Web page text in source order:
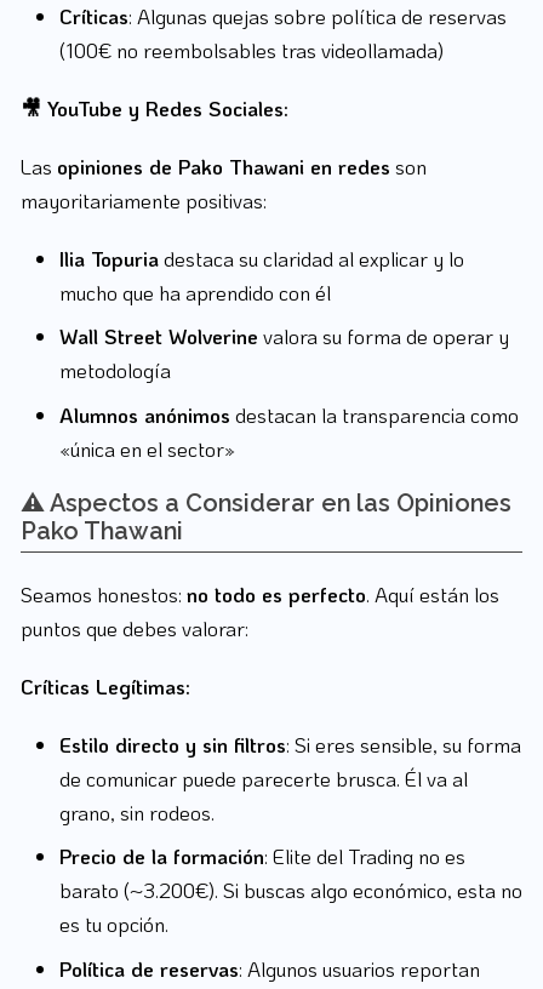
Críticas: Algunas quejas sobre política de reservas
(100€ no reembolsables tras videollamada)
🎥 YouTube y Redes Sociales:
Las opiniones de Pako Thawani en redes son
mayoritariamente positivas:
Ilia Topuriadestaca su claridad al explicar y lo
mucho que ha aprendido con él
Wall Street Wolverine valora su forma de operar y
metodología
Alumnos anónimos destacan la transparencia como
«única en el sector»
⚠️ Aspectos a Considerar en las Opiniones
Pako Thawani
Seamos honestos: no todo es perfecto. Aquí están los
puntos que debes valorar:
Críticas Legítimas:
Estilo directo y sin filtros: Si eres sensible, su forma
de comunicar puede parecerte brusca. Él va al
grano, sin rodeos.
Precio de la formación: Elite del Trading no es
barato (~3.200€). Si buscas algo económico, esta no
es tu opción.
Política de reservas: Algunos usuarios reportan